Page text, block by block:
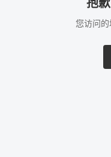
抱
您访问的